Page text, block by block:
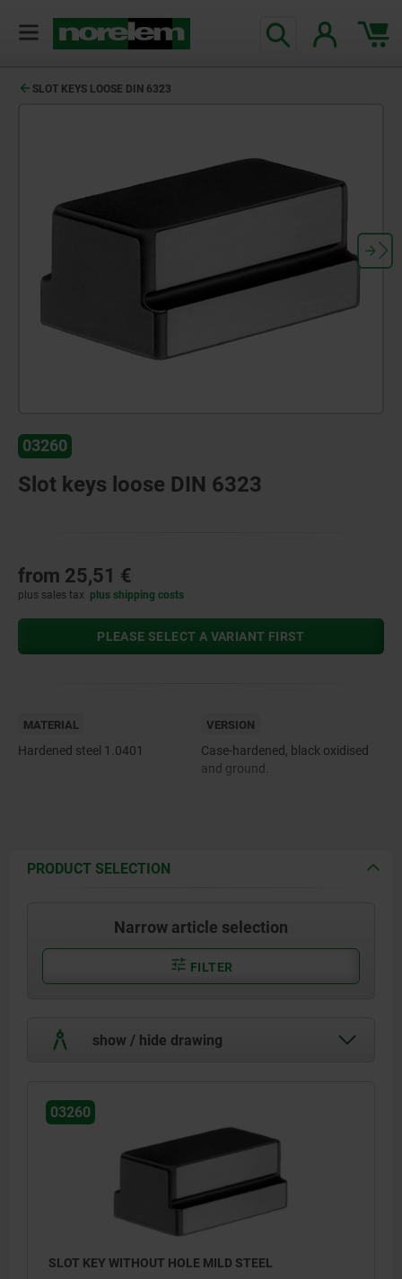
SLOT KEYS LOOSE DIN 6323
03260
Slot keys loose DIN 6323
from 25,51 €
plus sales tax plus shipping costs
PLEASE SELECT A VARIANT FIRST
MATERIAL
Hardened steel 1.0401
VERSION
Case-hardened, black oxidised
and ground.
PRODUCT SELECTION
Narrow article selection
FILTER
show / hide drawing
03260
SLOT KEY WITHOUT HOLE MILD STEEL